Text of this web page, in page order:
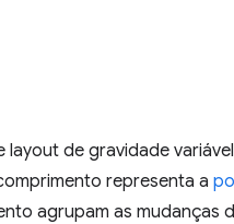
layout de gravidade
representa a
agrupam as mudanças